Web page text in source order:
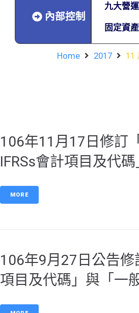
內部控制
九大營
固定資
Home 2017 11
106年11月17日修訂
IFRSs會計項目及代碼
MORE
106年9月27日公告
項目及代碼」與「一